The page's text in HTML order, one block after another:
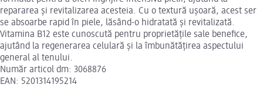
repararea și revitalizarea acesteia. Cu o textură ușoară, acest ser
se absoarbe rapid în piele, lăsând-o hidratată și revitalizată.
Vitamina B12 este cunoscută pentru proprietățile sale benefice,
ajutând la regenerarea celulară și la îmbunătățirea aspectului
general al tenului.
Număr articol dm: 3068876
EAN: 5201314195214